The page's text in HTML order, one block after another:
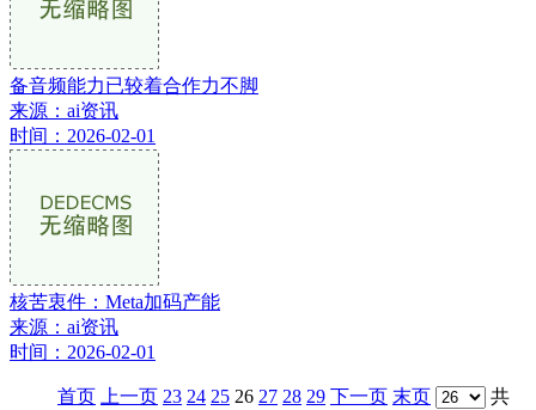
备音频能力已较着合作力不脚
来源：ai资讯
时间：2026-02-01
核苦衷件：Meta加码产能
来源：ai资讯
时间：2026-02-01
首页 上一页 23 24 25 26 27 28 29 下一页 末页
共